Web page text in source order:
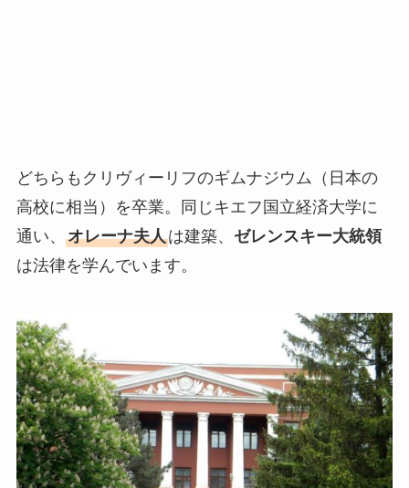
どちらもクリヴィーリフのギムナジウム（日本の
高校に相当）を卒業。同じキエフ国立経済大学に
通い、 オレーナ夫人は建築、 ゼレンスキー大統領
は法律を学んでいます。